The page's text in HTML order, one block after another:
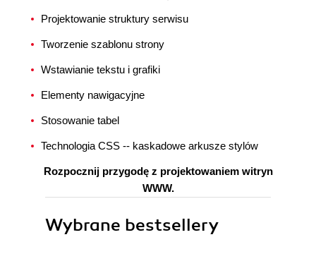
Projektowanie struktury serwisu
Tworzenie szablonu strony
Wstawianie tekstu i grafiki
Elementy nawigacyjne
Stosowanie tabel
Technologia CSS -- kaskadowe arkusze stylów
Rozpocznij przygodę z projektowaniem witryn
WWW.
Wybrane bestsellery